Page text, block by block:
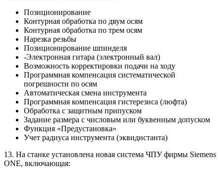
Позиционирование
Контурная обработка по двум осям
Контурная обработка по трем осям
Нарезка резьбы
Позиционирование шпинделя
-Электронная гитара (электронный вал)
Возможность корректировки подачи на ходу
Программная компенсация систематической
погрешности по осям
Автоматическая смена инструмента
Программная компенсация гистерезиса (люфта)
Обработка с защитным припуском
Задание размера с числовым или буквенным допуском
Функция «Предустановка»
Учет радиуса инструмента (эквидистанта)
13. На станке установлена новая система ЧПУ фирмы Siemens
ONE, включающая: